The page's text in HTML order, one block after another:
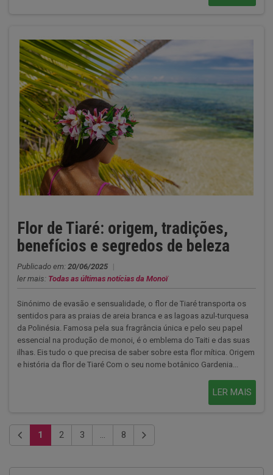
Flor de Tiaré: origem, tradições,
benefícios e segredos de beleza
Publicado em: 20/06/2025
|
ler mais: Todas as últimas notícias da Monoï
Sinónimo de evasão e sensualidade, o flor de Tiaré transporta os
sentidos para as praias de areia branca e as lagoas azul-turquesa
da Polinésia. Famosa pela sua fragrância única e pelo seu papel
essencial na produção de monoi, é o emblema do Taiti e das suas
ilhas. Eis tudo o que precisa de saber sobre esta flor mítica. Origem
e história da flor de Tiaré Com o seu nome botânico Gardenia...
LER MAIS
1 2 3 ... 8